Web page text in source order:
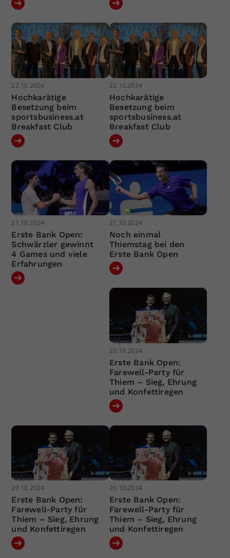
22.10.2024
Hochkarätige
Besetzung beim
sportsbusiness.at
Breakfast Club
22.10.2024
Hochkarätige
Besetzung beim
sportsbusiness.at
Breakfast Club
21.10.2024
Erste Bank Open:
Schwärzler gewinnt
4 Games und viele
Erfahrungen
21.10.2024
Noch einmal
Thiemstag bei den
Erste Bank Open
20.10.2024
Erste Bank Open:
Farewell-Party für
Thiem – Sieg, Ehrung
und Konfettiregen
20.10.2024
Erste Bank Open:
Farewell-Party für
Thiem – Sieg, Ehrung
und Konfettiregen
20.10.2024
Erste Bank Open:
Farewell-Party für
Thiem – Sieg, Ehrung
und Konfettiregen